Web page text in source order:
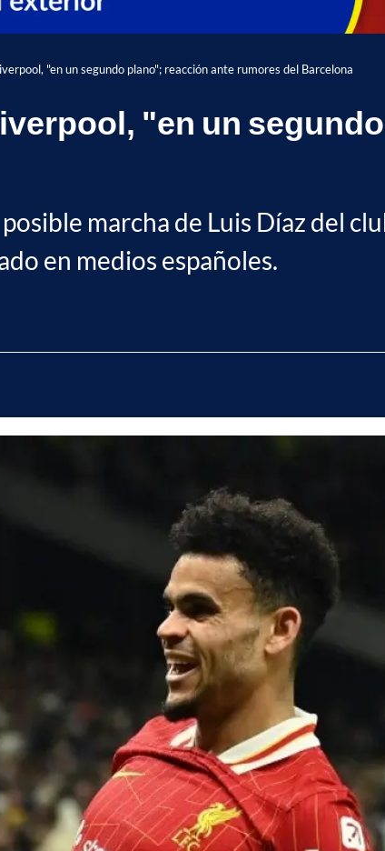
"en un segundo plano"; reacción ante rumores del Barcelona
"en un
marcha de Luis Díaz del
en medios españoles.